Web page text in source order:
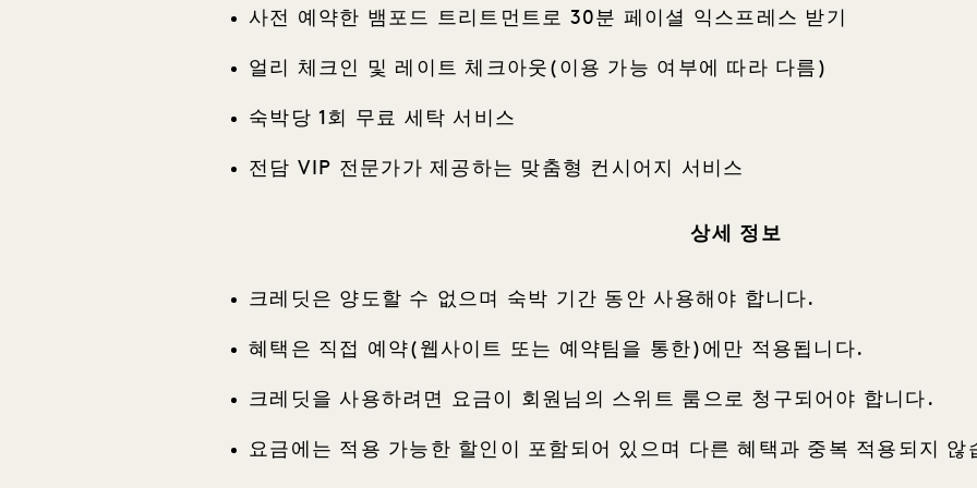
사전 예약한 뱀포드 트리트먼트로 30분 페이셜 익스프레스 받기
얼리 체크인 및 레이트 체크아웃(이용 가능 여부에 따라 다름)
숙박당 1회 무료 세탁 서비스
전담 VIP 전문가가 제공하는 맞춤형 컨시어지 서비스
상세 정보
크레딧은 양도할 수 없으며 숙박 기간 동안 사용해야 합니다.
혜택은 직접 예약(웹사이트 또는 예약팀을 통한)에만 적용됩니다.
크레딧을 사용하려면 요금이 회원님의 스위트 룸으로 청구되어야 합니다.
요금에는 적용 가능한 할인이 포함되어 있으며 다른 혜택과 중복 적용되지 않